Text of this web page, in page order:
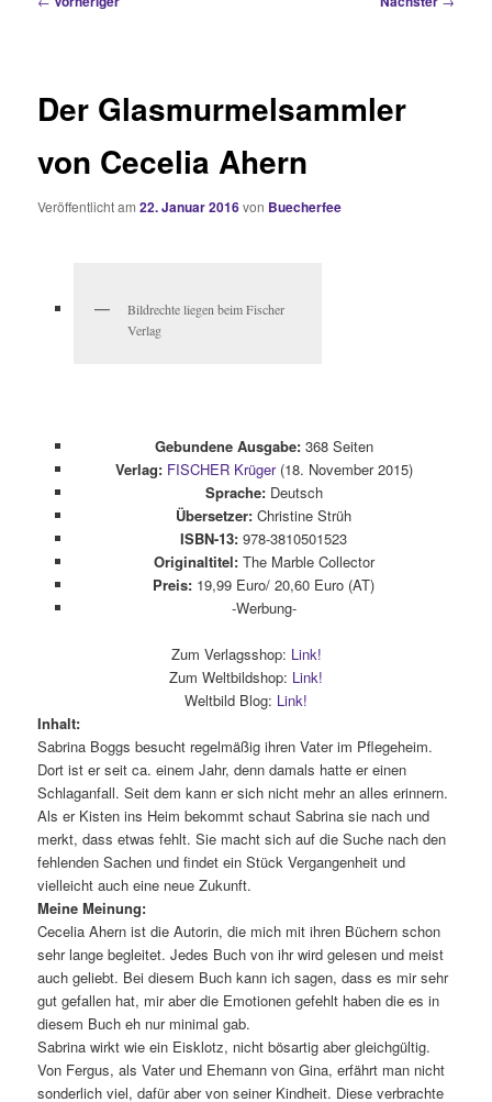
Der Glasmurmelsammler
von Cecelia Ahern
Veröffentlicht am22. Januar 2016von Buecherfee
Bildrechte liegen beim Fischer
Verlag
Gebundene Ausgabe:368 Seiten
Verlag: FISCHER Krüger(18. November 2015)
Sprache:Deutsch
Übersetzer:Christine Strüh
ISBN-13: 978-3810501523
Originaltitel:The Marble Collector
Preis: 19,99 Euro/ 20,60 Euro (AT)
-Werbung-
Zum Verlagsshop: Link!
Zum Weltbildshop: Link!
Weltbild Blog: Link!
Inhalt:
Sabrina Boggs besucht regelmäßig ihren Vater im Pflegeheim.
Dort ist er seit ca. einem Jahr, denn damals hatte er einen
Schlaganfall. Seit dem kann er sich nicht mehr an alles erinnern.
Als er Kisten ins Heim bekommt schaut Sabrina sie nach und
merkt, dass etwas fehlt. Sie macht sich auf die Suche nach den
fehlenden Sachen und findet ein Stück Vergangenheit und
vielleicht auch eine neue Zukunft.
Meine Meinung:
Cecelia Ahern ist die Autorin, die mich mit ihren Büchern schon
sehr lange begleitet. Jedes Buch von ihr wird gelesen und meist
auch geliebt. Bei diesem Buch kann ich sagen, dass es mir sehr
gut gefallen hat, mir aber die Emotionen gefehlt haben die es in
diesem Buch eh nur minimal gab.
Sabrina wirkt wie ein Eisklotz, nicht bösartig aber gleichgültig.
Von Fergus, als Vater und Ehemann von Gina, erfährt man nicht
sonderlich viel, dafür aber von seiner Kindheit. Diese verbrachte